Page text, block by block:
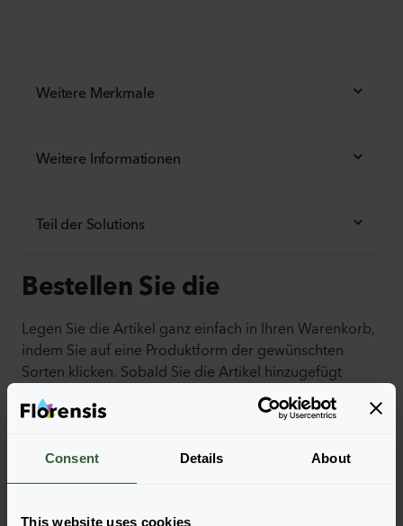
Consent Details About
This website uses cookies
Weitere Merkmale
Weitere Informationen
Teil der Solutions
Bestellen Sie die
Legen Sie die Artikel ganz einfach in Ihren Warenkorb,
indem Sie auf eine Produktform der gewünschten
Sorten klicken. Sobald Sie die Artikel hinzugefügt
haben, wird Ihr Warenkorb unten angezeigt.